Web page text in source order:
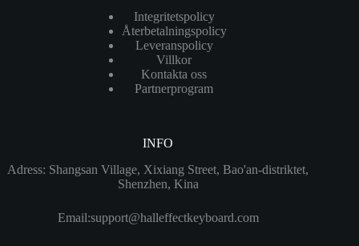
Integritetspolicy
Återbetalningspolicy
Leveranspolicy
Villkor
Kontakta oss
Partnerprogram
INFO
Adress: Shangsan Village, Xixiang Street, Bao'an-distriktet,
Shenzhen, Kina
Email:support@halleffectkeyboard.com